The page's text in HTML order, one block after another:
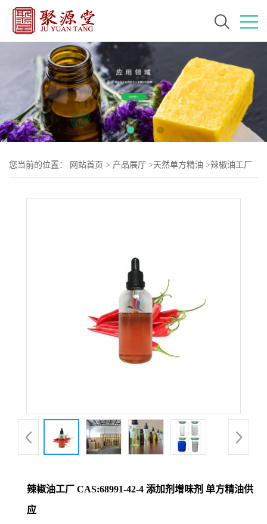
您当前的位置： 网站首页 > 产品展厅 >天然单方精油 >辣椒油工厂
辣椒油工厂 CAS:68991-42-4 添加剂增味剂 单方精油供
应